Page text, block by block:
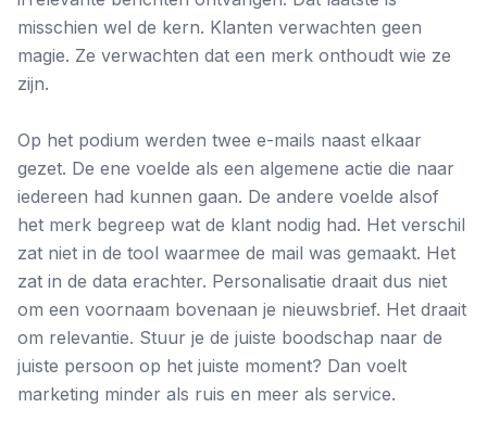
misschien wel de kern. Klanten verwachten geen
magie. Ze verwachten dat een merk onthoudt wie ze
zijn.
Op het podium werden twee e-mails naast elkaar
gezet. De ene voelde als een algemene actie die naar
iedereen had kunnen gaan. De andere voelde alsof
het merk begreep wat de klant nodig had. Het verschil
zat niet in de tool waarmee de mail was gemaakt. Het
zat in de data erachter. Personalisatie draait dus niet
om een voornaam bovenaan je nieuwsbrief. Het draait
om relevantie. Stuur je de juiste boodschap naar de
juiste persoon op het juiste moment? Dan voelt
marketing minder als ruis en meer als service.